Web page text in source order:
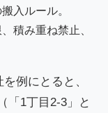
入ルール。
積み重ね禁止、
例にとると、
「1丁目2-3」と